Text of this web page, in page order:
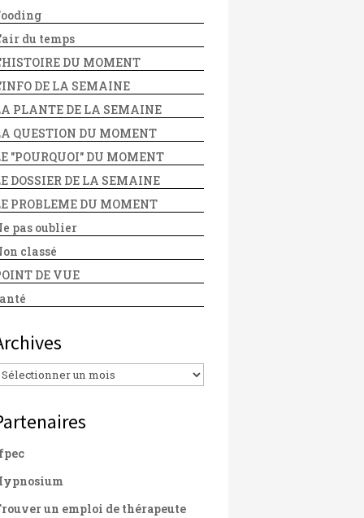
du temps
DU MOMENT
DE LA SEMAINE
PLANTE DE LA SEMAINE
QUESTION DU MOMENT
"POURQUOI" DU MOMENT
DOSSIER DE LA SEMAINE
PROBLEME DU MOMENT
pas oublier
classé
DE VUE
un emploi de thérapeute